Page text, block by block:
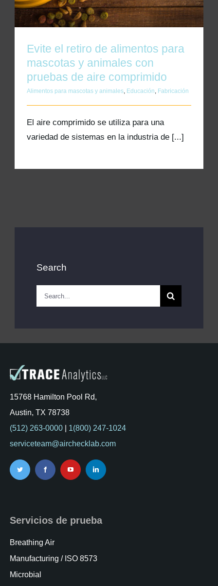
Kits AirCheck✓
Evite el retiro de alimentos para
mascotas y animales con
pruebas de aire comprimido
Alimentos para mascotas y animales, Educación, Fabricación
El aire comprimido se utiliza para una
variedad de sistemas en la industria de [...]
Search
Search
for:
15768 Hamilton Pool Rd,
Austin, TX 78738
(512) 263-0000| 1(800) 247-1024
serviceteam@airchecklab.com
Servicios de prueba
Breathing Air
Manufacturing / ISO 8573
Microbial